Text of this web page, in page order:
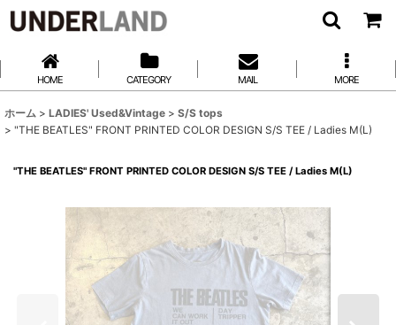
HOME CATEGORY MAIL MORE
ホーム > LADIES' Used&Vintage > S/S tops
> "THE BEATLES" FRONT PRINTED COLOR DESIGN S/S TEE / Ladies M(L)
"THE BEATLES" FRONT PRINTED COLOR DESIGN S/S TEE / Ladies M(L)